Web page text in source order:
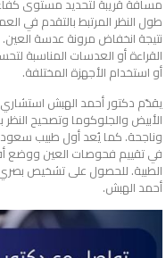
طول النظر المرتبط بالتقدم في
نتيجة انخفاض مرونة عدسة
القراءة أو العدسات المناسبة
أو استخدام الأجهزة المختلفة.
يقدّم دكتور أحمد الهبش
في تقييم فحوصات العين ووضع
الطبية. للحصول على تشخيص
أحمد الهبش.